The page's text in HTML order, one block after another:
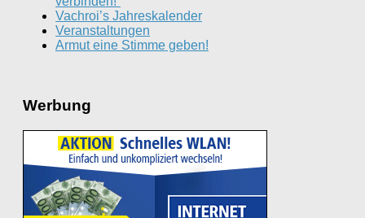
Vachroi’s Jahreskalender
Veranstaltungen
Armut eine Stimme geben!
Werbung